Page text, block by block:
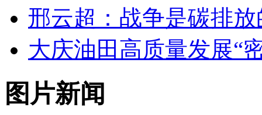
邢云超：战争是碳排
大庆油田高质量发展“
图片新闻